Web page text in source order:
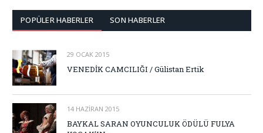
POPÜLER HABERLER SON HABERLER
29 OCAK 2015
VENEDİK CAMCILIĞI / Gülistan Ertik
14 HAZIRAN 2015
BAYKAL SARAN OYUNCULUK ÖDÜLÜ FULYA